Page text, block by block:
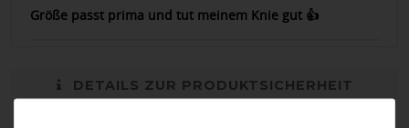
Größe passt prima und tut meinem Knie gut 👍
DETAILS ZUR PRODUKTSICHERHEIT